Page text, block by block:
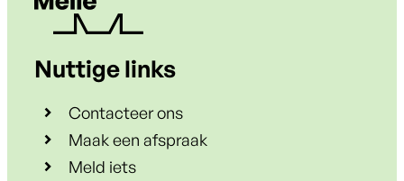
Nuttige links
Contacteer ons
Maak een afspraak
Meld iets